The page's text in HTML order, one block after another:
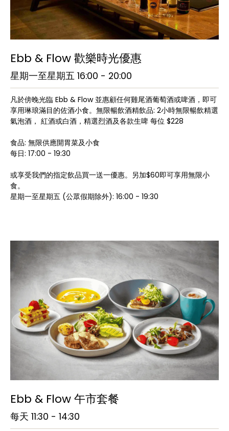
Ebb & Flow 歡樂時光優惠
星期一至星期五 16:00 - 20:00
凡於傍晚光臨 Ebb & Flow 並惠顧任何雞尾酒葡萄酒或啤酒，即可
享用琳琅滿目的佐酒小食。無限暢飲酒精飲品: 2小時無限暢飲精選
氣泡酒， 紅酒或白酒，精選烈酒及各款生啤 每位 $228
食品: 無限供應開胃菜及小食
每日: 17:00 - 19:30
或享受我們的指定飲品買一送一優惠。另加$60即可享用無限小
食。
星期一至星期五 (公眾假期除外): 16:00 - 19:30
Ebb & Flow 午市套餐
每天 11:30 - 14:30